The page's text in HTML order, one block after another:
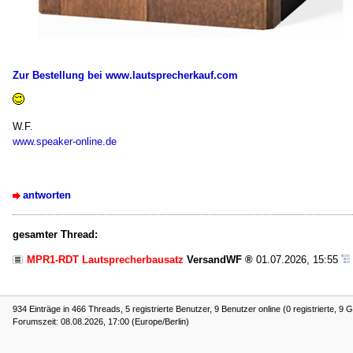
Zur Bestellung bei www.lautsprecherkauf.com
W.F.
www.speaker-online.de
antworten
gesamter Thread:
MPR1-RDT Lautsprecherbausatz VersandWF 01.07.2026, 15:55
934 Einträge in 466 Threads, 5 registrierte Benutzer, 9 Benutzer online (0 registrierte, 9
Forumszeit: 08.08.2026, 17:00 (Europe/Berlin)